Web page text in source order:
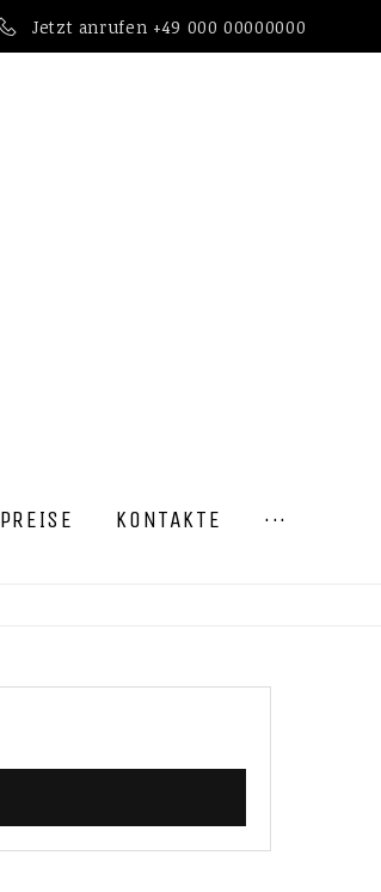
Jetzt anrufen +49 000 00000000
PREISE KONTAKTE ···